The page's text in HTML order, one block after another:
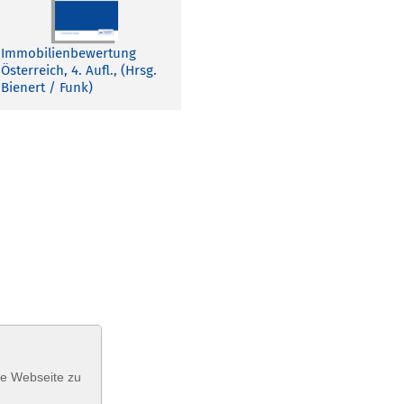
Immobilienbewertung
Österreich, 4. Aufl., (Hrsg.
Bienert / Funk)
Webseite zu